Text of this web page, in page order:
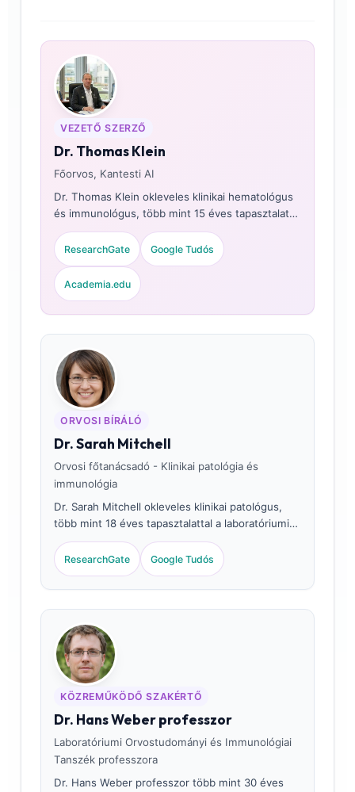
VEZETŐ SZERZŐ
Dr. Thomas Klein
Főorvos, Kantesti AI
Dr. Thomas Klein okleveles klinikai hematológus
és immunológus, több mint 15 éves tapasztalattal
a laboratóriumi orvoslás és az AI-asszisztált
diagnosztika területén. Az Kantesti AI
vezérorvosaként vezeti a klinikai validációs
folyamatokat, és felügyeli a saját fejlesztésű
neurális háló orvosi pontosságát. Dr. Klein
kiterjedten publikált autoimmun markerekről és a
laboratóriumi orvostudományi témákban.
ResearchGate Google Tudós
Academia.edu
ORVOSI BÍRÁLÓ
Dr. Sarah Mitchell
Orvosi főtanácsadó - Klinikai patológia és
immunológia
Dr. Sarah Mitchell okleveles klinikai patológus,
több mint 18 éves tapasztalattal a laboratóriumi
orvoslás és az autoimmun diagnosztika területén.
Klinikai immunológiai szakvizsgákkal rendelkezik,
és számos publikációja jelent meg a
komplementrendszeri rendellenességekről és az
ANA-értelmezésről.
ResearchGate Google Tudós
KÖZREMŰKÖDŐ SZAKÉRTŐ
Dr. Hans Weber professzor
Laboratóriumi Orvostudományi és Immunológiai
Tanszék professzora
Dr. Hans Weber professzor több mint 30 éves